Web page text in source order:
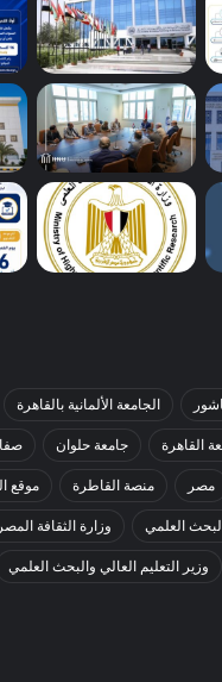
الجامعة الألمانية بالقاهرة
القاهرة جامعة حلوان
مصر منصة القاطرة موقع
العلمي وزارة الثقافة
وزير التعليم العالي والبحث العلمي